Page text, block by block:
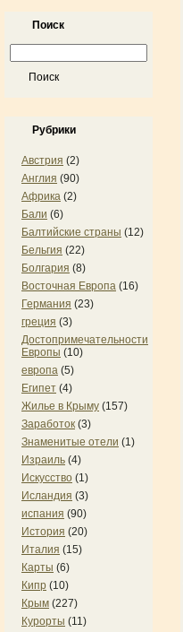
Поиск
Рубрики
Австрия (2)
Англия (90)
Африка (2)
Бали (6)
Балтийские страны (12)
Бельгия (22)
Болгария (8)
Восточная Европа (16)
Германия (23)
греция (3)
Достопримечательности
Европы (10)
европа (5)
Египет (4)
Жилье в Крыму (157)
Заработок (3)
Знаменитые отели (1)
Израиль (4)
Искусство (1)
Исландия (3)
испания (90)
История (20)
Италия (15)
Карты (6)
Кипр (10)
Крым (227)
Курорты (11)